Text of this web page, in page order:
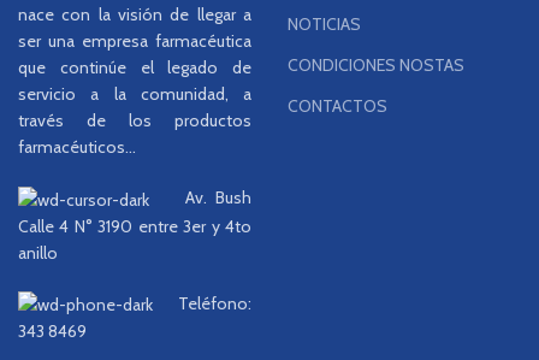
nace con la visión de llegar a
ser una empresa farmacéutica
que continúe el legado de
servicio a la comunidad, a
través de los productos
farmacéuticos...
Av. Bush
Calle 4 N° 3190 entre 3er y 4to
anillo
Teléfono:
343 8469
NOTICIAS
CONDICIONES NOSTAS
CONTACTOS